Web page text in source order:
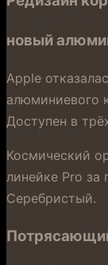
новый
Apple
алюминиевого
Доступен в
Космический
линейке Pro за
Серебристый.